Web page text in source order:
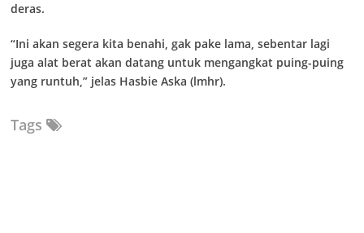
deras.
“Ini akan segera kita benahi, gak pake lama, sebentar lagi
juga alat berat akan datang untuk mengangkat puing-puing
yang runtuh,” jelas Hasbie Aska (lmhr).
Tags